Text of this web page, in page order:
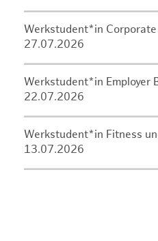
Werkstudent*in
27.07.2026
Werkstudent*in Employer
22.07.2026
Werkstudent*in Fitness
13.07.2026